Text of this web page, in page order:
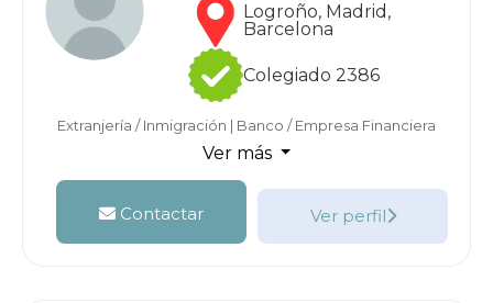
Logroño, Madrid,
Barcelona
Colegiado 2386
Extranjería / Inmigración | Banco / Empresa Financiera
Ver más
Contactar Ver perfil